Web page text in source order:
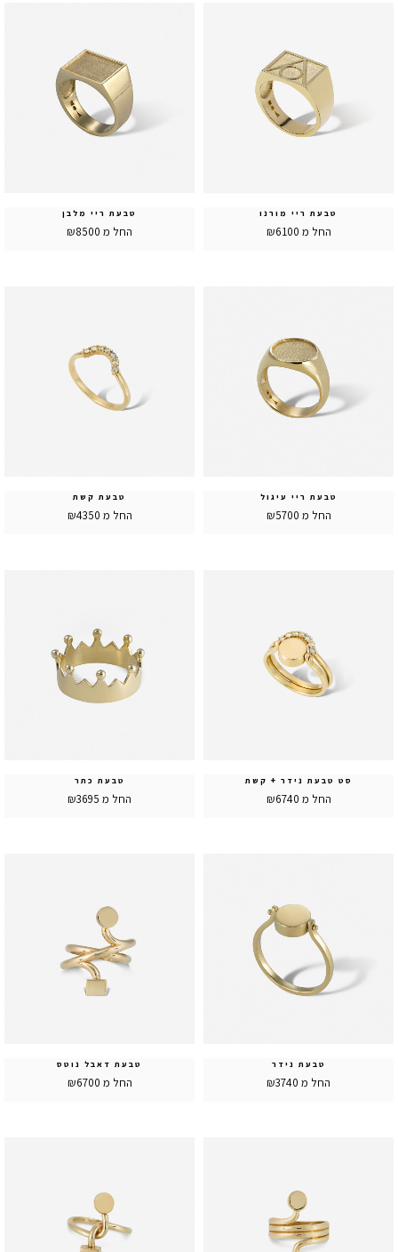
טבעת ריי מורנו
החל מ ₪6100
טבעת ריי מלבן
החל מ ₪8500
טבעת ריי עיגול
החל מ ₪5700
טבעת קשת
החל מ ₪4350
סט טבעת נידר + קשת
החל מ ₪6740
טבעת כתר
החל מ ₪3695
טבעת נידר
החל מ ₪3740
טבעת דאבל נוטס
החל מ ₪6700